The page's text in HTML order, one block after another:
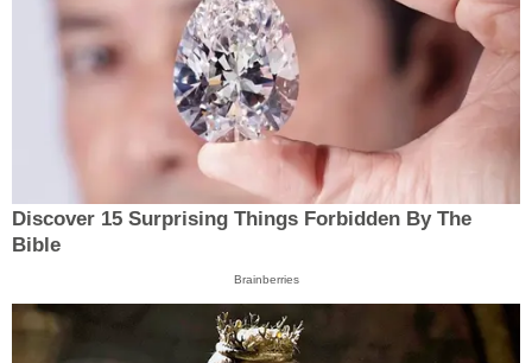
Discover 15 Surprising Things Forbidden By The
Bible
Brainberries